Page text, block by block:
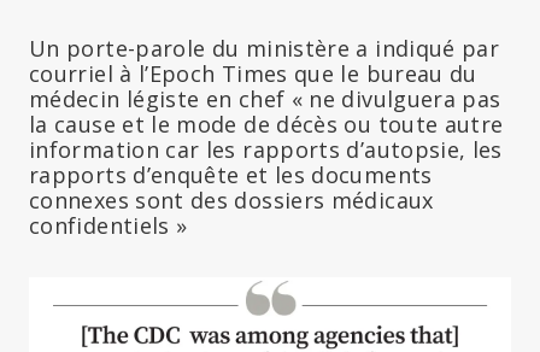
Un porte-parole du ministère a indiqué par
courriel à l’Epoch Times que le bureau du
médecin légiste en chef « ne divulguera pas
la cause et le mode de décès ou toute autre
information car les rapports d’autopsie, les
rapports d’enquête et les documents
connexes sont des dossiers médicaux
confidentiels »